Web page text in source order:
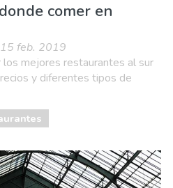
comer en
feb. 2019
mejores restaurantes al sur
y diferentes tipos de